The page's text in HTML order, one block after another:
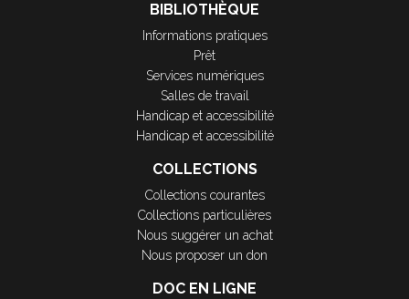
BIBLIOTHÈQUE
Informations pratiques
Prêt
Services numériques
Salles de travail
Handicap et accessibilité
Handicap et accessibilité
COLLECTIONS
Collections courantes
Collections particulières
Nous suggérer un achat
Nous proposer un don
DOC EN LIGNE